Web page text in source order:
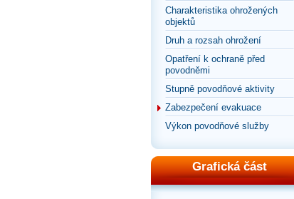
Charakteristika ohrožených
objektů
Druh a rozsah ohrožení
Opatření k ochraně před
povodněmi
Stupně povodňové aktivity
Zabezpečení evakuace
Výkon povodňové služby
Grafická část